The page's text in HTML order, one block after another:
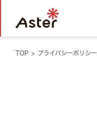
TOP > プライバシーポリシー